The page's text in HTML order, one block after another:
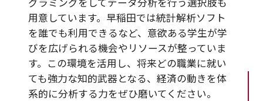
用意しています。早稲田では統計解析ソフト
を誰でも利用できるなど、意欲ある学生が学
びを広げられる機会やリソースが整っていま
す。この環境を活用し、将来どの職業に就い
ても強力な知的武器となる、経済の動きを体
系的に分析する力をぜひ磨いてください。